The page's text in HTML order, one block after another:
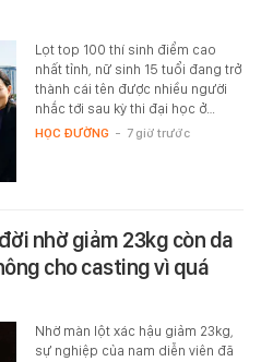
Lọt top 100 thí sinh điểm cao
nhất tỉnh, nữ sinh 15 tuổi đang trở
thành cái tên được nhiều người
nhắc tới sau kỳ thi đại học ở…
HỌC ĐƯỜNG - 7 giờ trước
nhờ giảm 23kg còn da
cho casting vì quá
Nhờ màn lột xác hậu giảm 23kg,
sự nghiệp của nam diễn viên đã